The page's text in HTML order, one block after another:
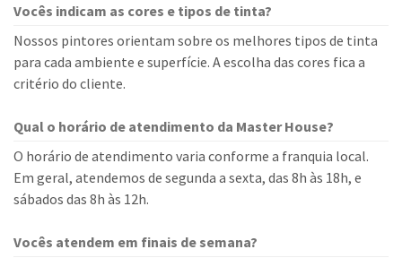
Vocês indicam as cores e tipos de tinta?
Nossos pintores orientam sobre os melhores tipos de tinta
para cada ambiente e superfície. A escolha das cores fica a
critério do cliente.
Qual o horário de atendimento da Master House?
O horário de atendimento varia conforme a franquia local.
Em geral, atendemos de segunda a sexta, das 8h às 18h, e
sábados das 8h às 12h.
Vocês atendem em finais de semana?